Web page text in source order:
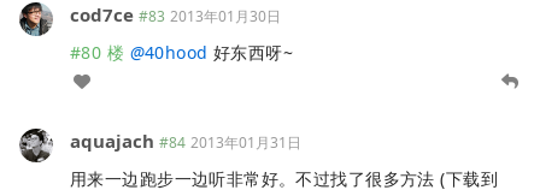
cod7ce #83 2013年01月30日
#80 楼 @40hood 好东西呀~
aquajach #84 2013年01月31日
用来一边跑步一边听非常好。不过找了很多方法 (下载到